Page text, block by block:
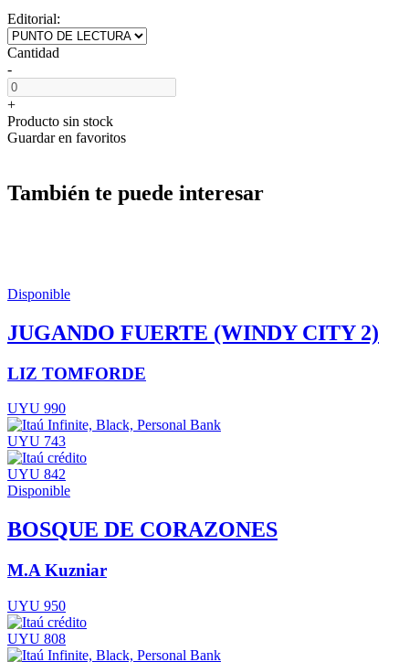
Editorial:
Cantidad
-
+
Producto sin stock
Guardar en favoritos
También te puede interesar
Disponible
JUGANDO FUERTE (WINDY CITY 2)
LIZ TOMFORDE
UYU 990
UYU 743
UYU 842
Disponible
BOSQUE DE CORAZONES
M.A Kuzniar
UYU 950
UYU 808